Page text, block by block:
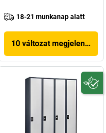
18-21 munkanap alatt
10 változat megjelenítése